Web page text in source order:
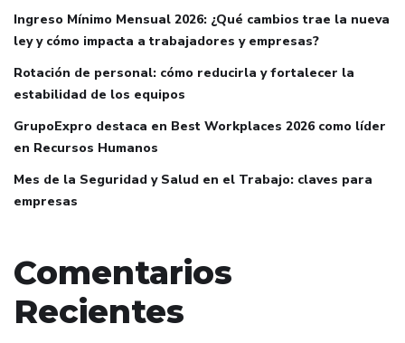
Ingreso Mínimo Mensual 2026: ¿Qué cambios trae la nueva
ley y cómo impacta a trabajadores y empresas?
Rotación de personal: cómo reducirla y fortalecer la
estabilidad de los equipos
GrupoExpro destaca en Best Workplaces 2026 como líder
en Recursos Humanos
Mes de la Seguridad y Salud en el Trabajo: claves para
empresas
Comentarios
Recientes